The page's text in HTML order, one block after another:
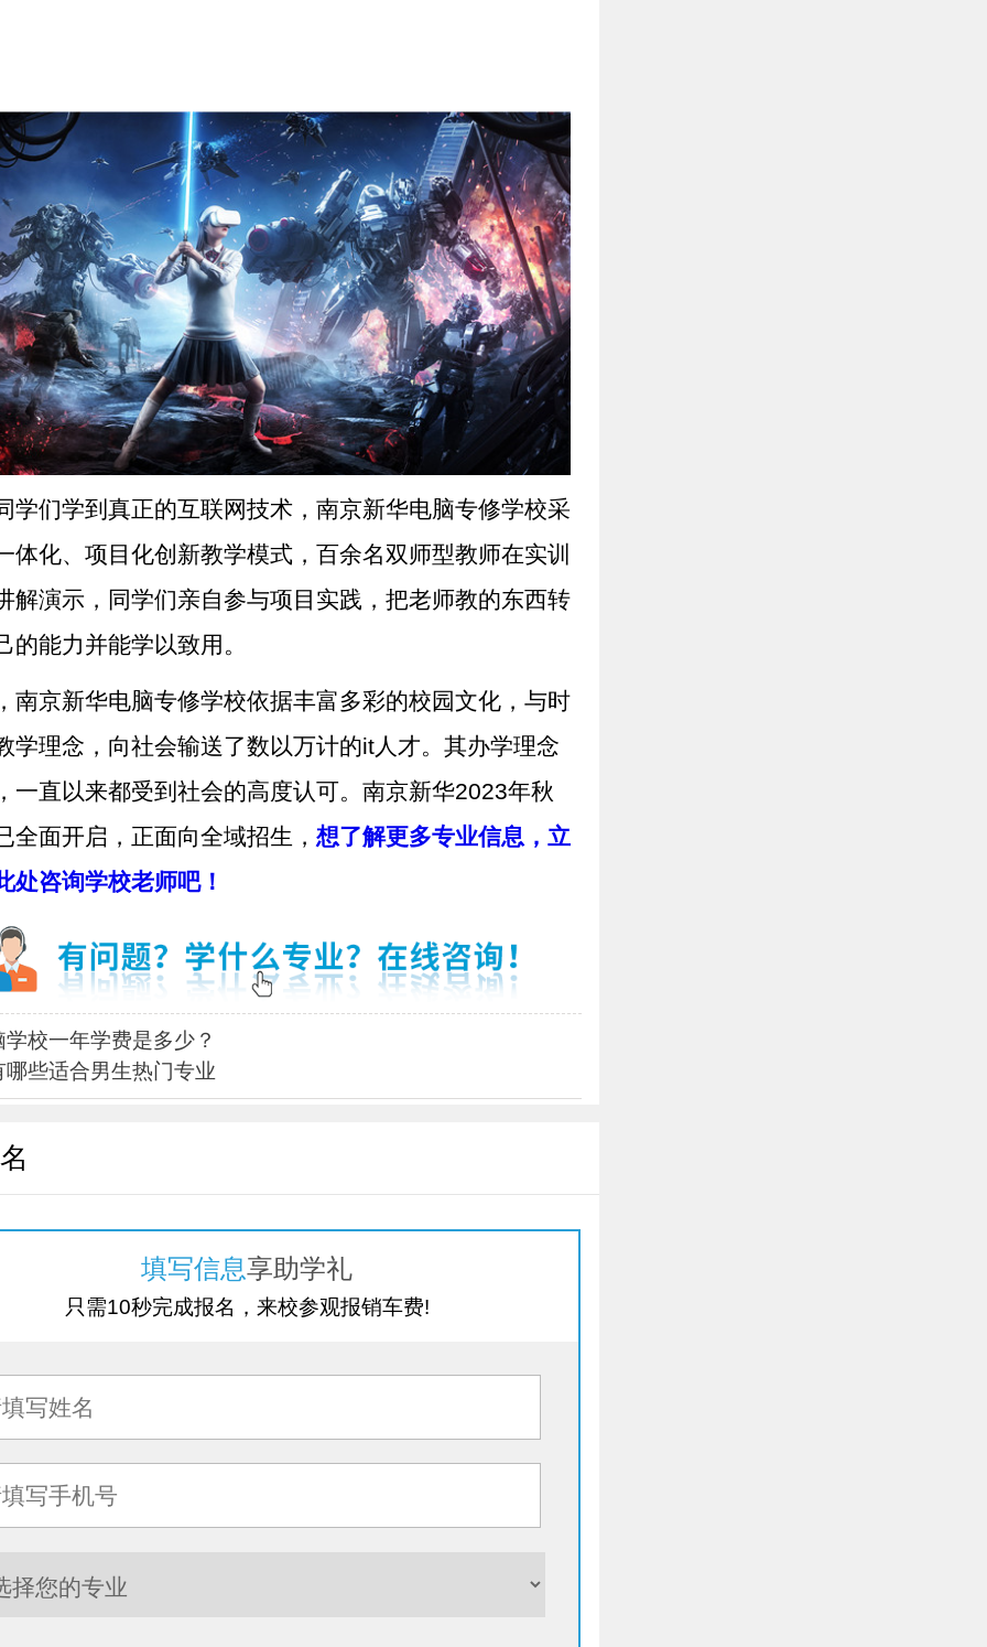
学们学到真正的互联网技术，南京新华电脑专修学校采
体化、项目化创新教学模式，百余名双师型教师在实训
解演示，同学们亲自参与项目实践，把老师教的东西转
的能力并能学以致用。
南京新华电脑专修学校依据丰富多彩的校园文化，与时
学理念，向社会输送了数以万计的it人才。其办学理念
一直以来都受到社会的高度认可。南京新华2023年秋
全面开启，正面向全域招生， 想了解更多专业信息，立
处咨询学校老师吧！
校一年学费是多少？
哪些适合男生热门专业
填写信息享助学礼
只需10秒完成报名，来校参观报销车费!